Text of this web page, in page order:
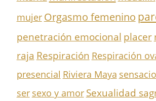
mujer Orgasmo femenino
penetración emocional placer
raja Respiración Respiración
presencial Riviera Maya
ser sexo y amor Sexualidad